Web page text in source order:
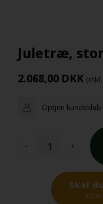
Juletræ,
2.068,00 DKK
Optjen kundeklub
- +
Skal